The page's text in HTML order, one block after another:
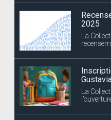
2025
La
La